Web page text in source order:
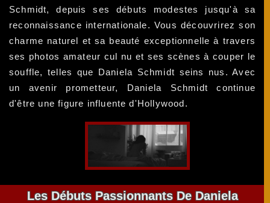
Schmidt, depuis ses débuts modestes jusqu'à sa
reconnaissance internationale. Vous découvrirez son
charme naturel et sa beauté exceptionnelle à travers
ses photos amateur cul nu et ses scènes à couper le
souffle, telles que Daniela Schmidt seins nus. Avec
un avenir prometteur, Daniela Schmidt continue
d'être une figure influente d'Hollywood.
Les Débuts Passionnants De Daniela